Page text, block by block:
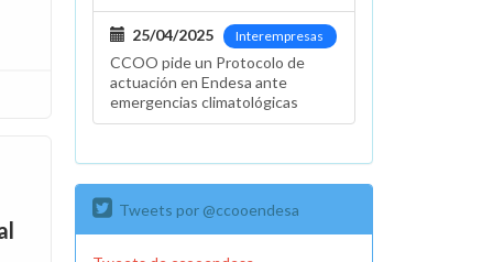
Interempresas
25/04/2025
CCOO pide un Protocolo de
actuación en Endesa ante
emergencias climatológicas
Tweets por @ccooendesa